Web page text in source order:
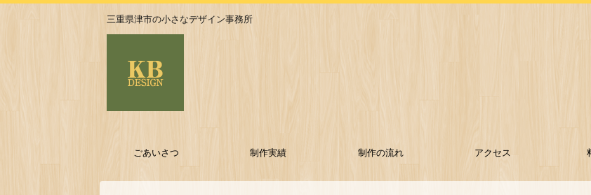
三重県津市の小さなデザイン事務所
ごあいさつ 制作実績 制作の流れ アクセス